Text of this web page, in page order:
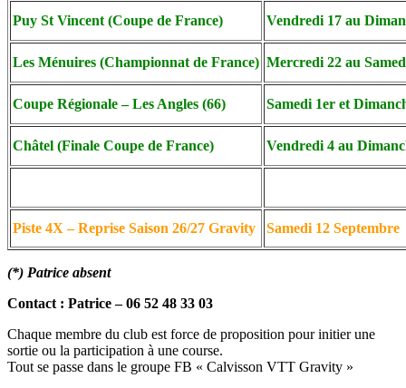
Puy St Vincent (Coupe de France) Vendredi 17 au
Les Ménuires (Championnat de France) Mercredi 22 au
Coupe Régionale – Les Angles (66) Samedi 1er et
Châtel (Finale Coupe de France) Vendredi 4 au
Piste 4X – Reprise Saison 26/27 Gravity Samedi 12 Septembre
(*) Patrice absent
Contact : Patrice – 06 52 48 33 03
Chaque membre du club est force de proposition pour initier une
sortie ou la participation à une course.
Tout se passe dans le groupe FB « Calvisson VTT Gravity »